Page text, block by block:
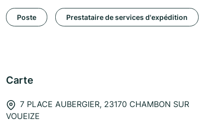
Poste Prestataire de services d'expédition
Carte
7 PLACE AUBERGIER, 23170 CHAMBON SUR
VOUEIZE